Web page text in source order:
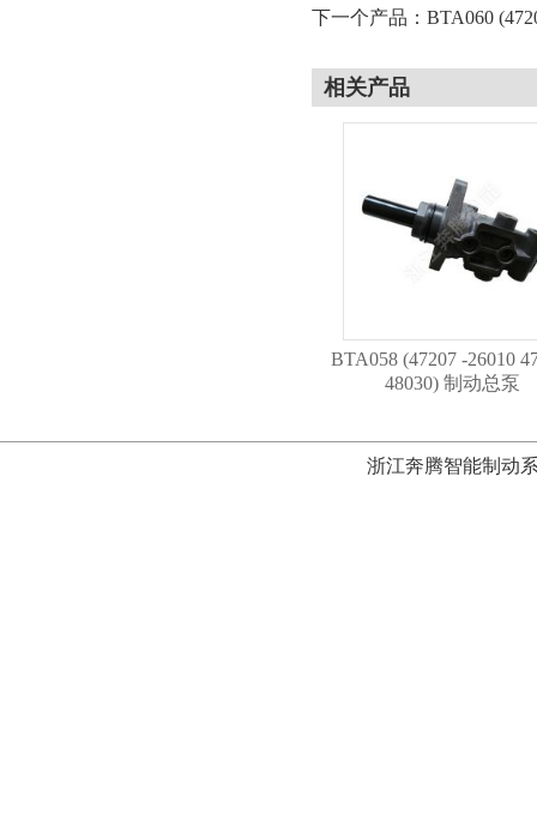
下一个产品： BTA060
相关产品
BTA058 (47207 -26010
48030) 制动总泵
浙江奔腾智能制动